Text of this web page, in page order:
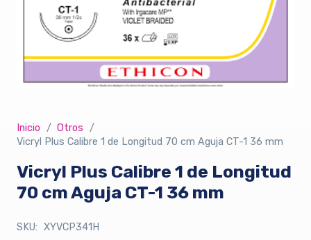
Inicio / Otros /
Vicryl Plus Calibre 1 de Longitud 70 cm Aguja CT-1 36 mm
Vicryl Plus Calibre 1 de Longitud
70 cm Aguja CT-1 36 mm
SKU: XYVCP341H